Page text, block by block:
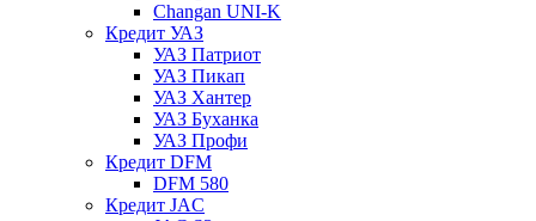
Changan UNI-K
Кредит УАЗ
УАЗ Патриот
УАЗ Пикап
УАЗ Хантер
УАЗ Буханка
УАЗ Профи
Кредит DFM
DFM 580
Кредит JAC